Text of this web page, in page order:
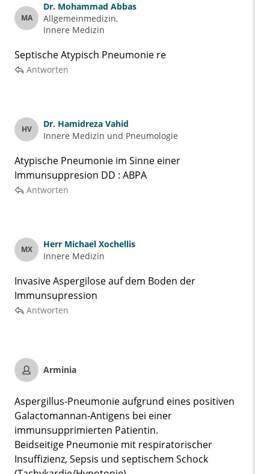
MA
Dr. Mohammad Abbas
Allgemeinmedizin
Innere Medizin
Septische Atypisch Pneumonie re
Antworten
HV Dr. Hamidreza Vahid
Innere Medizin und Pneumologie
Atypische Pneumonie im Sinne einer
Immunsuppresion DD : ABPA
Antworten
MX Herr Michael Xochellis
Innere Medizin
Invasive Aspergilose auf dem Boden der
Immunsupression
Antworten
Arminia
Aspergillus-Pneumonie aufgrund eines positiven
Galactomannan-Antigens bei einer
immunsupprimierten Patientin.
Beidseitige Pneumonie mit respiratorischer
Insuffizienz, Sepsis und septischem Schock